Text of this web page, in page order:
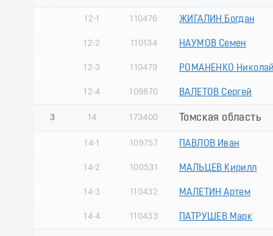
12-1 110476 ЖИГАЛИН Богдан
12-2 110134 НАУМОВ Семен
12-3 110479 РОМАНЕНКО
12-4 109870 ВАЛЕТОВ Сергей
3 14 173400 Томская область
14-1 109757 ПАВЛОВ Иван
14-2 100531 МАЛЬЦЕВ Кирилл
14-3 110432 МАЛЕТИН Артем
14-4 110433 ПАТРУШЕВ Марк